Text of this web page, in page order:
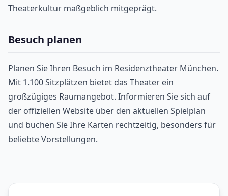
Theaterkultur maßgeblich mitgeprägt.
Besuch planen
Planen Sie Ihren Besuch im Residenztheater München.
Mit 1.100 Sitzplätzen bietet das Theater ein
großzügiges Raumangebot. Informieren Sie sich auf
der offiziellen Website über den aktuellen Spielplan
und buchen Sie Ihre Karten rechtzeitig, besonders für
beliebte Vorstellungen.